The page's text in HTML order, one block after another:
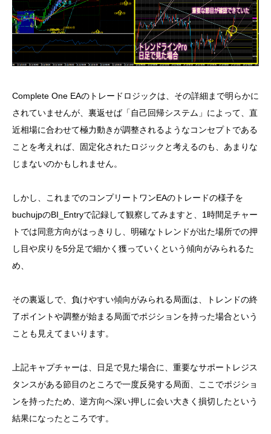
Complete One EAのトレードロジックは、その詳細まで明らかに
されていませんが、裏返せば「自己回帰システム」によって、直
近相場に合わせて極力動きが調整されるようなコンセプトである
ことを考えれば、固定化されたロジックと考えるのも、あまりな
じまないのかもしれません。
しかし、これまでのコンプリートワンEAのトレードの様子を
buchujpのBI_Entryで記録して観察してみますと、1時間足チャー
トでは同意方向がはっきりし、明確なトレンドが出た場所での押
し目や戻りを5分足で細かく獲っていくという傾向がみられるた
め、
その裏返しで、負けやすい傾向がみられる局面は、トレンドの終
了ポイントや調整が始まる局面でポジションを持った場合という
ことも見えてまいります。
上記キャプチャーは、日足で見た場合に、重要なサポートレジス
タンスがある節目のところで一度反発する局面、ここでポジショ
ンを持ったため、逆方向へ深い押しに会い大きく損切したという
結果になったところです。